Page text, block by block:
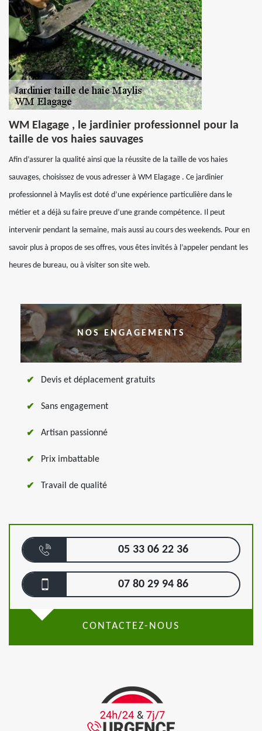
WM Elagage , le jardinier professionnel pour la
taille de vos haies sauvages
Afin d’assurer la qualité ainsi que la réussite de la taille de vos haies
sauvages, choisissez de vous adresser à WM Elagage . Ce jardinier
professionnel à Maylis est doté d’une expérience particulière dans le
métier et a déjà su faire preuve d’une grande compétence. Il peut
intervenir pendant la semaine, mais aussi au cours des weekends. Pour en
savoir plus à propos de ses offres, vous êtes invités à l’appeler pendant les
heures de bureau, ou à visiter son site web.
NOS ENGAGEMENTS
Devis et déplacement gratuits
Sans engagement
Artisan passionné
Prix imbattable
Travail de qualité
05 33 06 22 36
07 80 29 94 86
CONTACTEZ-NOUS